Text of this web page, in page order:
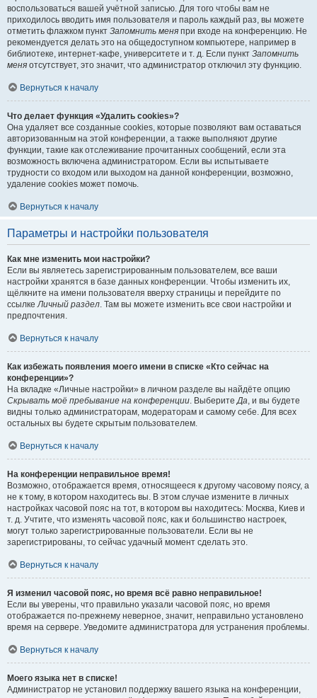
воспользоваться вашей учётной записью. Для того чтобы вам не
приходилось вводить имя пользователя и пароль каждый раз, вы можете
отметить флажком пункт Запомнить меня при входе на конференцию. Не
рекомендуется делать это на общедоступном компьютере, например в
библиотеке, интернет-кафе, университете и т. д. Если пункт Запомнить
меня отсутствует, это значит, что администратор отключил эту функцию.
Вернуться к началу
Что делает функция «Удалить cookies»?
Она удаляет все созданные cookies, которые позволяют вам оставаться
авторизованным на этой конференции, а также выполняют другие
функции, такие как отслеживание прочитанных сообщений, если эта
возможность включена администратором. Если вы испытываете
трудности со входом или выходом на данной конференции, возможно,
удаление cookies может помочь.
Вернуться к началу
Параметры и настройки пользователя
Как мне изменить мои настройки?
Если вы являетесь зарегистрированным пользователем, все ваши
настройки хранятся в базе данных конференции. Чтобы изменить их,
щёлкните на имени пользователя вверху страницы и перейдите по
ссылкеЛичный раздел. Там вы можете изменить все свои настройки и
предпочтения.
Вернуться к началу
Как избежать появления моего имени в списке «Кто сейчас на
конференции»?
На вкладке «Личные настройки» в личном разделе вы найдёте опцию
Скрывать моё пребывание на конференции. ВыберитеДа, и вы будете
видны только администраторам, модераторам и самому себе. Для всех
остальных вы будете скрытым пользователем.
Вернуться к началу
На конференции неправильное время!
Возможно, отображается время, относящееся к другому часовому поясу, а
не к тому, в котором находитесь вы. В этом случае измените в личных
настройках часовой пояс на тот, в котором вы находитесь: Москва, Киев и
т. д. Учтите, что изменять часовой пояс, как и большинство настроек,
могут только зарегистрированные пользователи. Если вы не
зарегистрированы, то сейчас удачный момент сделать это.
Вернуться к началу
Я изменил часовой пояс, но время всё равно неправильное!
Если вы уверены, что правильно указали часовой пояс, но время
отображается по-прежнему неверное, значит, неправильно установлено
время на сервере. Уведомите администратора для устранения проблемы.
Вернуться к началу
Моего языка нет в списке!
Администратор не установил поддержку вашего языка на конференции,